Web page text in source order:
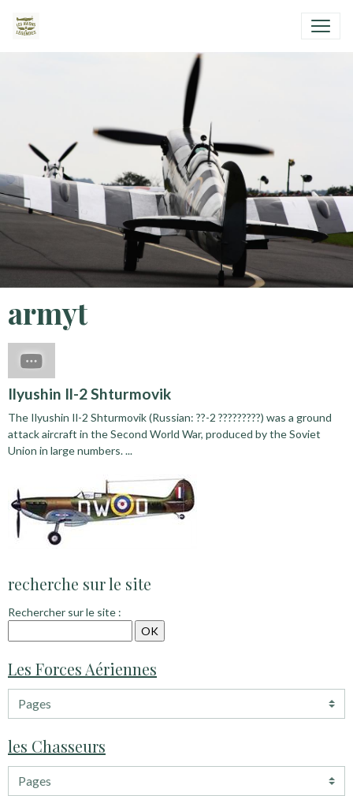
armyt
Ilyushin Il-2 Shturmovik
The Ilyushin Il-2 Shturmovik (Russian: ??-2 ?????????) was a ground
attack aircraft in the Second World War, produced by the Soviet
Union in large numbers. ...
recherche sur le site
Rechercher sur le site :
Les Forces Aériennes
les Chasseurs